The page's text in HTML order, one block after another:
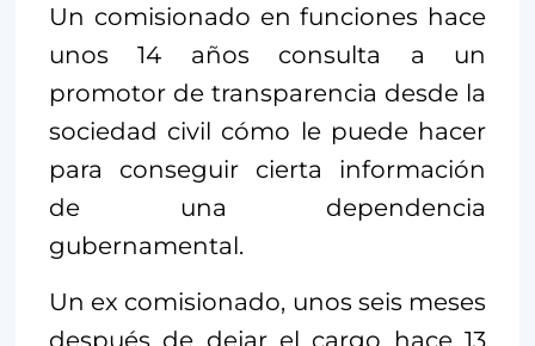
Un comisionado en funciones hace
unos 14 años consulta a un
promotor de transparencia desde la
sociedad civil cómo le puede hacer
para conseguir cierta información
de una dependencia
gubernamental.
Un ex comisionado, unos seis meses
después de dejar el cargo hace 13